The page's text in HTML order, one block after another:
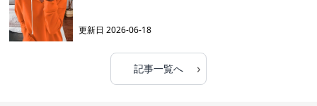
更新日2026-06-18
記事一覧へ ›